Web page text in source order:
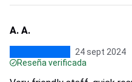
A. A.
24 sept 2024
Reseña verificada